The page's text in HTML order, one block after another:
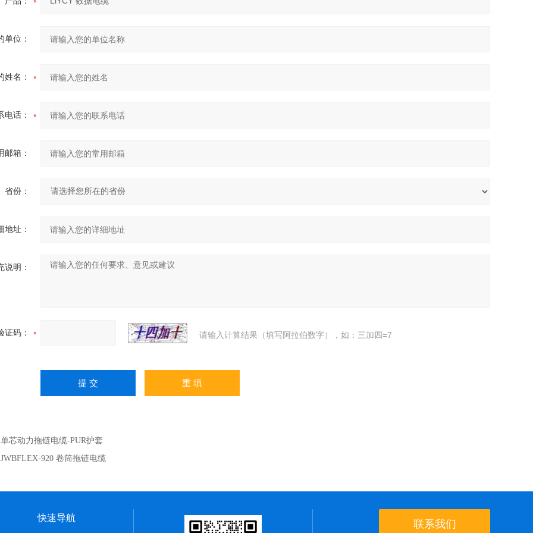
单位：
姓名：
电话：
邮箱：
省份：
地址：
说明：
证码： 请输入计算结果（填写阿拉伯数字），如：三加四=7
单芯动力拖链电缆-PUR护套
JWBFLEX-920 卷筒拖链电缆
快速导航
联系我们